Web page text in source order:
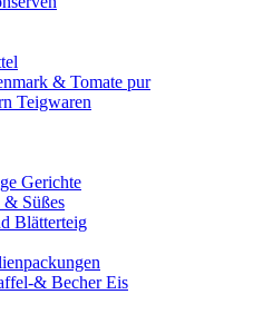
& Tomate pur
Teigwaren
Gerichte
Süßes
Blätterteig
& Becher Eis